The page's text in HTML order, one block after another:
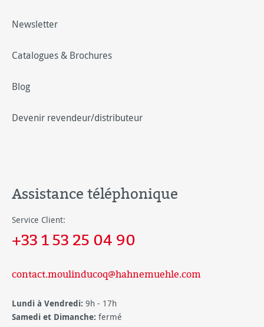
Newsletter
Catalogues & Brochures
Blog
Devenir revendeur/distributeur
Assistance téléphonique
Service Client:
+33 1 53 25 04 90
contact.moulinducoq@hahnemuehle.com
Lundi à Vendredi: 9h - 17h
Samedi et Dimanche: fermé